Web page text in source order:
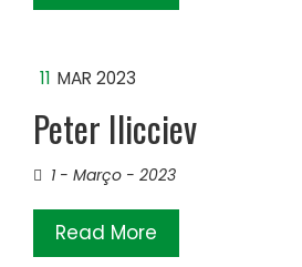
11 MAR 2023
Peter Ilicciev
1 - Março - 2023
Read More